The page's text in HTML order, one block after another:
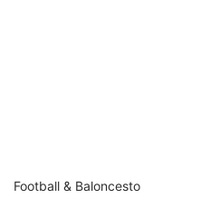
Football & Baloncesto